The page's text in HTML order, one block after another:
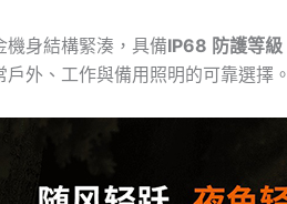
機身結構緊湊，具備IP68 防護等級
戶外、工作與備用照明的可靠選擇。